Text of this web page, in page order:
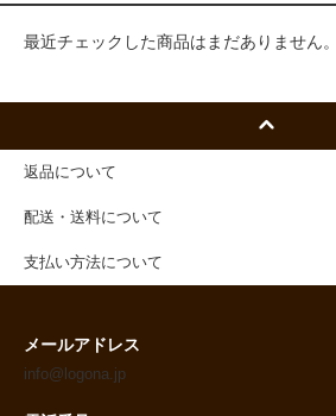
最近チェックした商品はまだありません。
返品について
配送・送料について
支払い方法について
メールアドレス
info@logona.jp